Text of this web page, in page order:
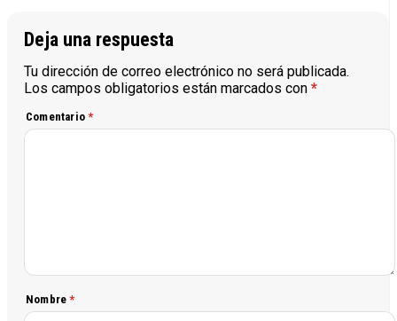
Deja una respuesta
Tu dirección de correo electrónico no será publicada.
Los campos obligatorios están marcados con *
Comentario*
Nombre*